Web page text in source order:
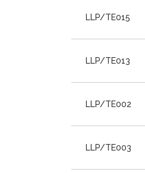
LLP/TE015
LLP/TE013
LLP/TE002
LLP/TE003